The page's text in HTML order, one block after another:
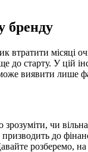
бренду
місяці
старту. У цій
виявити лише
чи
до
розберемо, на